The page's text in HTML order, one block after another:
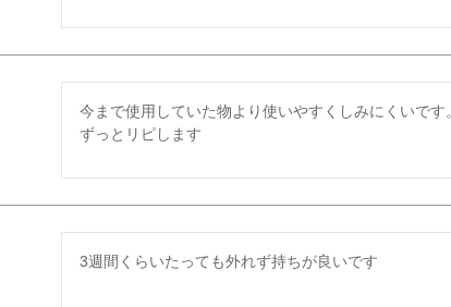
今まで使用していた物より使いやすくしみにくいです。
ずっとリピします
3週間くらいたっても外れず持ちが良いです